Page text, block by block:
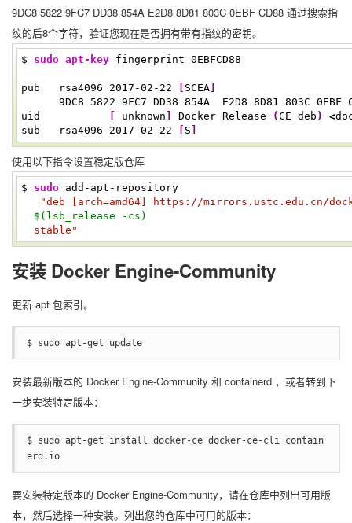
9DC8 5822 9FC7 DD38 854A E2D8 8D81 803C 0EBF CD88 通过搜索指
纹的后8个字符，验证您现在是否拥有带有指纹的密钥。
$ sudo apt-key fingerprint 0EBFCD88
pub rsa4096 2017 -02- 22 [ SCEA]
9DC8 5822 9FC7 DD38 854A E2D8 8D81 803C 0EBF
uid
[ unknown ] Docker Release (CE deb ) <
sub rsa4096 2017 -02- 22 [ S ]
使用以下指令设置稳定版仓库
$ sudo add-apt-repository
"deb [arch=amd64] https://mirrors.ustc.edu.cn/
$(lsb_release -cs)
stable"
安装 Docker Engine-Community
更新 apt 包索引。
$ sudo apt-get update
安装最新版本的 Docker Engine-Community 和 containerd ，或者转到下
一步安装特定版本：
$ sudo apt-get install docker-ce docker-ce-cli contain
erd.io
要安装特定版本的 Docker Engine-Community，请在仓库中列出可用版
本，然后选择一种安装。列出您的仓库中可用的版本：